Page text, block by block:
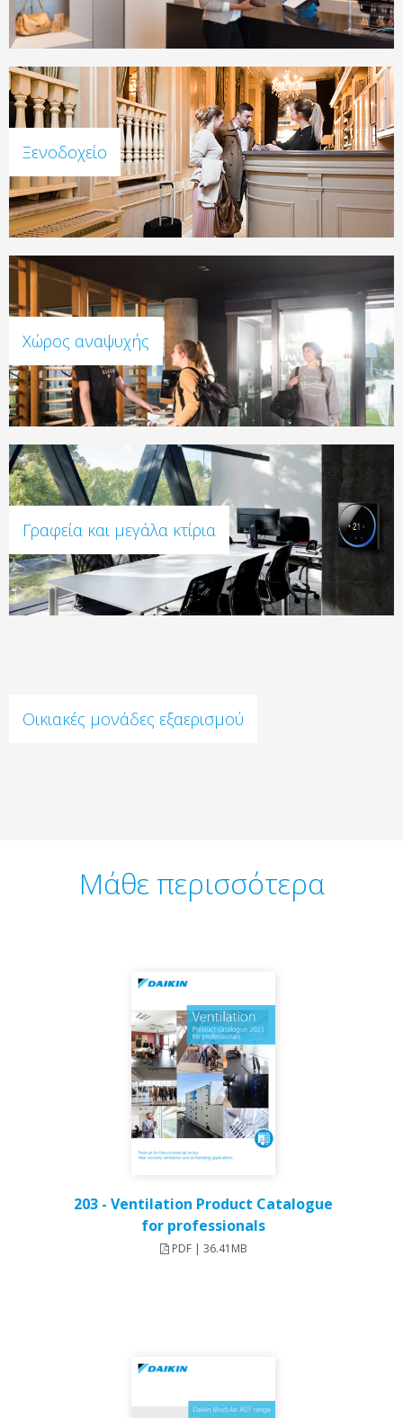
Ξενοδοχείο
Χώρος αναψυχής
Γραφεία και μεγάλα κτίρια
Οικιακές μονάδες εξαερισμού
Μάθε περισσότερα
203 - Ventilation Product Catalogue
for professionals
PDF | 36.41MB